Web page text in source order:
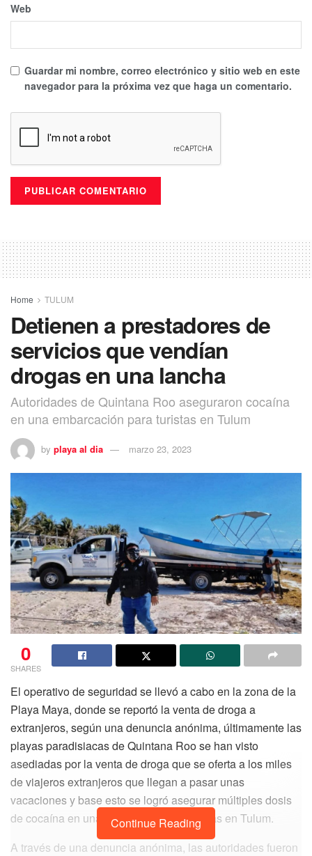
Web
Guardar mi nombre, correo electrónico y sitio web en este
navegador para la próxima vez que haga un comentario.
Home TULUM
Detienen a prestadores de
servicios que vendían
drogas en una lancha
Autoridades de Quintana Roo aseguraron cocaína
en una embarcación para turistas en Tulum
by playa al dia marzo 23, 2023
0
SHARES
El operativo de seguridad se llevó a cabo en la zona de la
Playa Maya, donde se reportó la venta de droga a
extranjeros, según una denuncia anónima, últimamente las
playas paradisiacas de Quintana Roo se han visto
asediadas por la venta de droga que se oferta a los miles
de viajeros extranjeros que llegan a pasar unas
vacaciones y base esto se logró asegurar múltiples dosis
de cocaína en una embarcación de turistas en Tulum.
A través de una denuncia anónima, las autoridades fueron
Continue Reading